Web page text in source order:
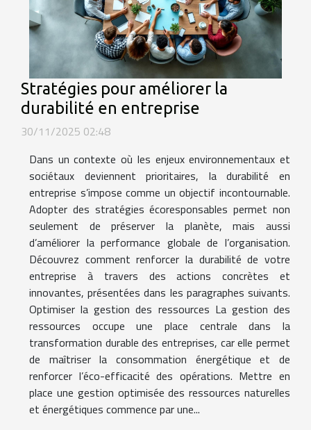
Stratégies pour améliorer la
durabilité en entreprise
30/11/2025 02:48
Dans un contexte où les enjeux environnementaux et
sociétaux deviennent prioritaires, la durabilité en
entreprise s’impose comme un objectif incontournable.
Adopter des stratégies écoresponsables permet non
seulement de préserver la planète, mais aussi
d’améliorer la performance globale de l’organisation.
Découvrez comment renforcer la durabilité de votre
entreprise à travers des actions concrètes et
innovantes, présentées dans les paragraphes suivants.
Optimiser la gestion des ressources La gestion des
ressources occupe une place centrale dans la
transformation durable des entreprises, car elle permet
de maîtriser la consommation énergétique et de
renforcer l’éco-efficacité des opérations. Mettre en
place une gestion optimisée des ressources naturelles
et énergétiques commence par une...